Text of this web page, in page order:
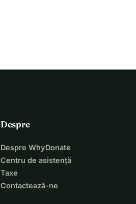
Despre
Despre WhyDonate
Centru de asistență
Taxe
Contactează-ne